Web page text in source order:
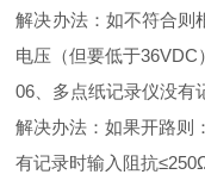
解决办法：如不符合则
电压（但要低于36VDC
06、多点纸记录仪没有
解决办法：如果开路则
有记录时输入阻抗